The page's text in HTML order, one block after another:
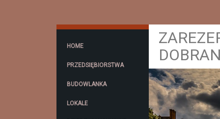
HOME
PRZEDSIĘBIORSTWA
BUDOWLANKA
LOKALE